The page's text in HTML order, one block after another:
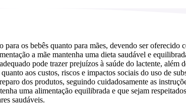
os bebês quanto para mães, devendo ser oferecido
a mãe mantenha uma dieta saudável e
pode trazer prejuízos à saúde do lactente, além
aos custos, riscos e impactos sociais do uso de
dos produtos, seguindo cuidadosamente as
uma alimentação equilibrada e que sejam
saudáveis.